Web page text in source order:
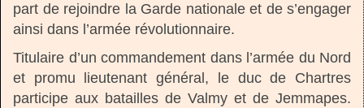
part de rejoindre la Garde nationale et de s’engager
ainsi dans l’armée révolutionnaire.
Titulaire d’un commandement dans l’armée du Nord
et promu lieutenant général, le duc de Chartres
participe aux batailles de Valmy et de Jemmapes.